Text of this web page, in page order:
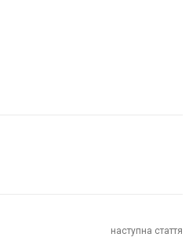
наступна стаття